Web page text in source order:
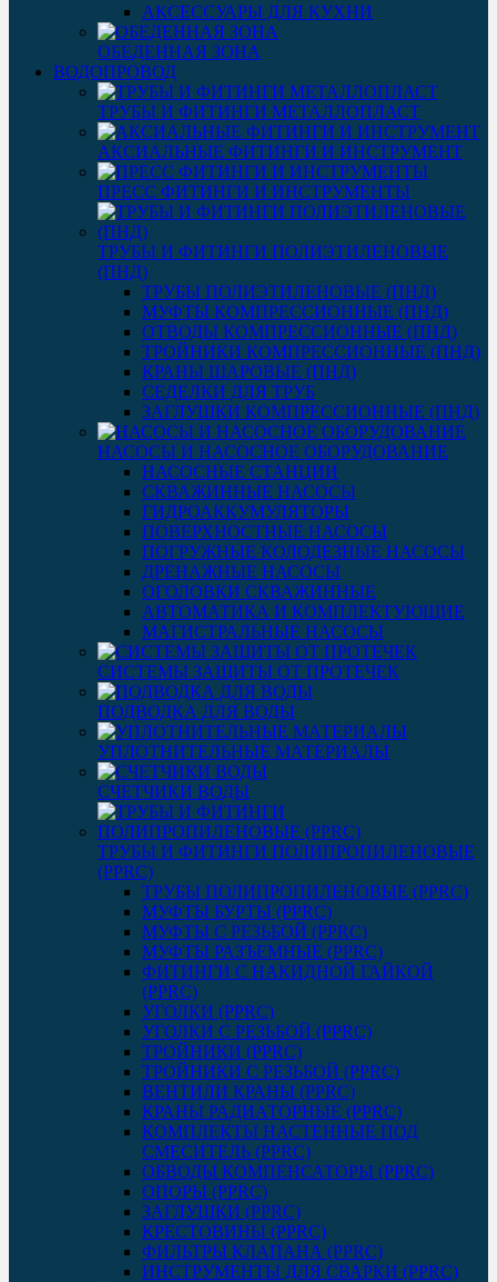
АКСЕССУАРЫ ДЛЯ КУХНИ
ОБЕДЕННАЯ ЗОНА
ВОДОПРОВОД
ТРУБЫ И ФИТИНГИ МЕТАЛЛОПЛАСТ
АКСИАЛЬНЫЕ ФИТИНГИ И ИНСТРУМЕНТ
ПРЕСС ФИТИНГИ И ИНСТРУМЕНТЫ
ТРУБЫ И ФИТИНГИ ПОЛИЭТИЛЕНОВЫЕ
(ПНД)
ТРУБЫ ПОЛИЭТИЛЕНОВЫЕ (ПНД)
МУФТЫ КОМПРЕССИОННЫЕ (ПНД)
ОТВОДЫ КОМПРЕССИОННЫЕ (ПНД)
ТРОЙНИКИ КОМПРЕССИОННЫЕ (ПНД)
КРАНЫ ШАРОВЫЕ (ПНД)
СЕДЕЛКИ ДЛЯ ТРУБ
ЗАГЛУШКИ КОМПРЕССИОННЫЕ (ПНД)
НАСОСЫ И НАСОСНОЕ ОБОРУДОВАНИЕ
НАСОСНЫЕ СТАНЦИИ
СКВАЖИННЫЕ НАСОСЫ
ГИДРОАККУМУЛЯТОРЫ
ПОВЕРХНОСТНЫЕ НАСОСЫ
ПОГРУЖНЫЕ КОЛОДЕЗНЫЕ НАСОСЫ
ДРЕНАЖНЫЕ НАСОСЫ
ОГОЛОВКИ СКВАЖИННЫЕ
АВТОМАТИКА И КОМПЛЕКТУЮЩИЕ
МАГИСТРАЛЬНЫЕ НАСОСЫ
СИСТЕМЫ ЗАЩИТЫ ОТ ПРОТЕЧЕК
ПОДВОДКА ДЛЯ ВОДЫ
УПЛОТНИТЕЛЬНЫЕ МАТЕРИАЛЫ
СЧЕТЧИКИ ВОДЫ
ТРУБЫ И ФИТИНГИ ПОЛИПРОПИЛЕНОВЫЕ
(PPRC)
ТРУБЫ ПОЛИПРОПИЛЕНОВЫЕ (PPRC)
МУФТЫ БУРТЫ (PPRC)
МУФТЫ C РЕЗЬБОЙ (PPRC)
МУФТЫ РАЗЪЕМНЫЕ (PPRC)
ФИТИНГИ С НАКИДНОЙ ГАЙКОЙ
(PPRC)
УГОЛКИ (PPRC)
УГОЛКИ С РЕЗЬБОЙ (PPRC)
ТРОЙНИКИ (PPRC)
ТРОЙНИКИ С РЕЗЬБОЙ (PPRC)
ВЕНТИЛИ КРАНЫ (PPRC)
КРАНЫ РАДИАТОРНЫЕ (PPRC)
КОМПЛЕКТЫ НАСТЕННЫЕ ПОД
СМЕСИТЕЛЬ (PPRC)
ОБВОДЫ КОМПЕНСАТОРЫ (PPRC)
ОПОРЫ (PPRC)
ЗАГЛУШКИ (PPRC)
КРЕСТОВИНЫ (PPRC)
ФИЛЬТРЫ КЛАПАНА (PPRC)
ИНСТРУМЕНТЫ ДЛЯ СВАРКИ (PPRC)